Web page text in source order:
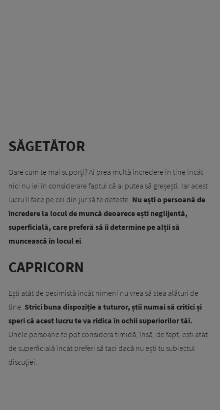
SĂGETĂTOR
Oare cum te mai suporți? Ai prea multă încredere în tine încât
nici nu iei în considerare faptul că ai putea să greșești. Iar acest
lucru îi face pe cei din jur să te deteste. Nu ești o persoană de
încredere la locul de muncă deoarece ești neglijentă,
superficială, care preferă să îi determine pe alții să
muncească în locul ei.
CAPRICORN
Ești atât de pesimistă încât nimeni nu vrea să stea alături de
tine. Strici buna dispoziție a tuturor, știi numai să critici și
speri că acest lucru te va ridica în ochii superiorilor tăi.
Unele persoane te pot considera timidă, însă, de fapt, ești atât
de superficială încât preferi să taci dacă nu ești tu subiectul
discuției.